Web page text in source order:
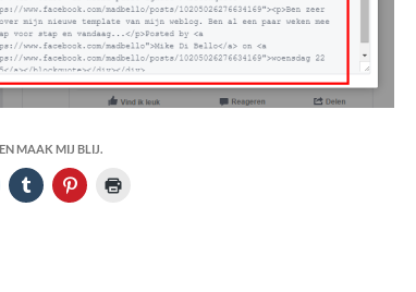
MAAK MIJ BLIJ.